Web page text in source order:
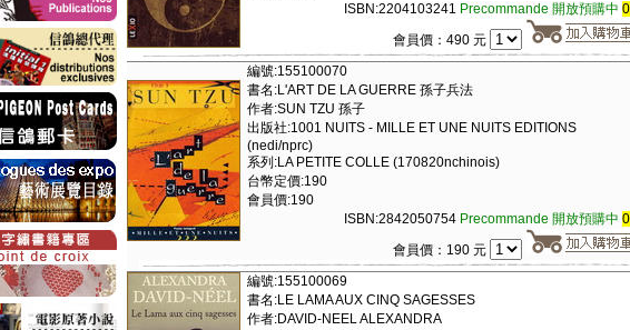
ISBN:2204103241 Precommande 開放預購中
會員價：490 元
編號:155100070
書名:L'ART DE LA GUERRE 孫子兵法
作者:SUN TZU 孫子
出版社:1001 NUITS - MILLE ET UNE NUITS EDITIONS
(nedi/nprc)
系列:LA PETITE COLLE (170820nchinois)
台幣定價:190
會員價:190
ISBN:2842050754 Precommande 開放預購中
會員價：190 元
編號:155100069
書名:LE LAMA AUX CINQ SAGESSES
作者:DAVID-NEEL ALEXANDRA